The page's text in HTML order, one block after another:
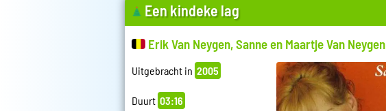
Een kindeke lag
Erik Van Neygen, Sanne en Maartje Van Neygen
Uitgebracht in 2005
Duurt 03:16